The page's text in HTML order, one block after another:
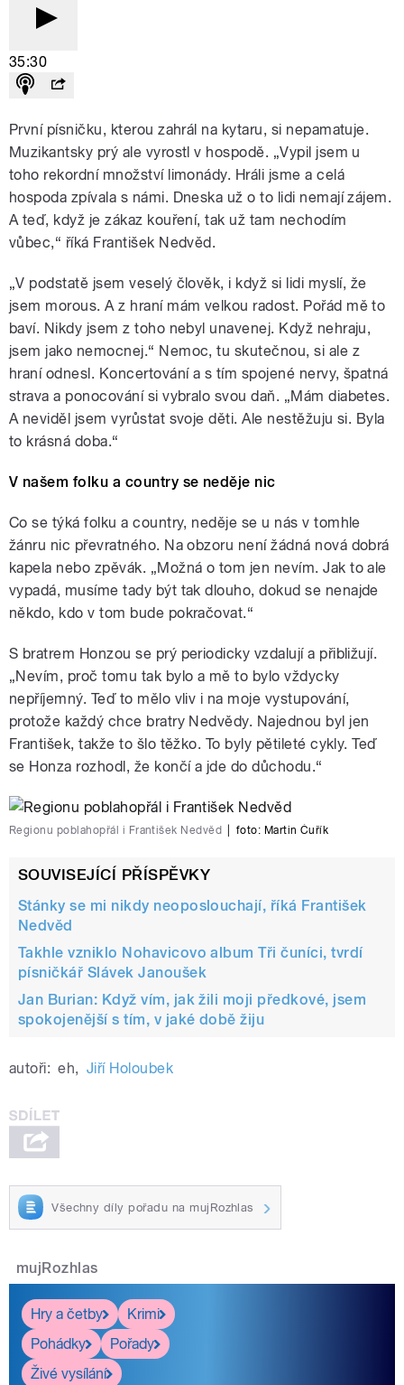
35:30
První písničku, kterou zahrál na kytaru, si nepamatuje.
Muzikantsky prý ale vyrostl v hospodě. „Vypil jsem u
toho rekordní množství limonády. Hráli jsme a celá
hospoda zpívala s námi. Dneska už o to lidi nemají zájem.
A teď, když je zákaz kouření, tak už tam nechodím
vůbec,“ říká František Nedvěd.
„V podstatě jsem veselý člověk, i když si lidi myslí, že
jsem morous. A z hraní mám velkou radost. Pořád mě to
baví. Nikdy jsem z toho nebyl unavenej. Když nehraju,
jsem jako nemocnej.“ Nemoc, tu skutečnou, si ale z
hraní odnesl. Koncertování a s tím spojené nervy, špatná
strava a ponocování si vybralo svou daň. „Mám diabetes.
A neviděl jsem vyrůstat svoje děti. Ale nestěžuju si. Byla
to krásná doba.“
V našem folku a country se neděje nic
Co se týká folku a country, neděje se u nás v tomhle
žánru nic převratného. Na obzoru není žádná nová dobrá
kapela nebo zpěvák. „Možná o tom jen nevím. Jak to ale
vypadá, musíme tady být tak dlouho, dokud se nenajde
někdo, kdo v tom bude pokračovat.“
S bratrem Honzou se prý periodicky vzdalují a přibližují.
„Nevím, proč tomu tak bylo a mě to bylo vždycky
nepříjemný. Teď to mělo vliv i na moje vystupování,
protože každý chce bratry Nedvědy. Najednou byl jen
František, takže to šlo těžko. To byly pětileté cykly. Teď
se Honza rozhodl, že končí a jde do důchodu.“
Regionu poblahopřál i František Nedvěd foto: Martin Čuřík
SOUVISEJÍCÍ PŘÍSPĚVKY
Stánky se mi nikdy neoposlouchají, říká František
Nedvěd
Takhle vzniklo Nohavicovo album Tři čuníci, tvrdí
písničkář Slávek Janoušek
Jan Burian: Když vím, jak žili moji předkové, jsem
spokojenější s tím, v jaké době žiju
autoři: eh, Jiří Holoubek
Všechny díly pořadu na mujRozhlas
mujRozhlas
Hry a četby
Krimi
Pohádky
Pořady
Živé vysílání